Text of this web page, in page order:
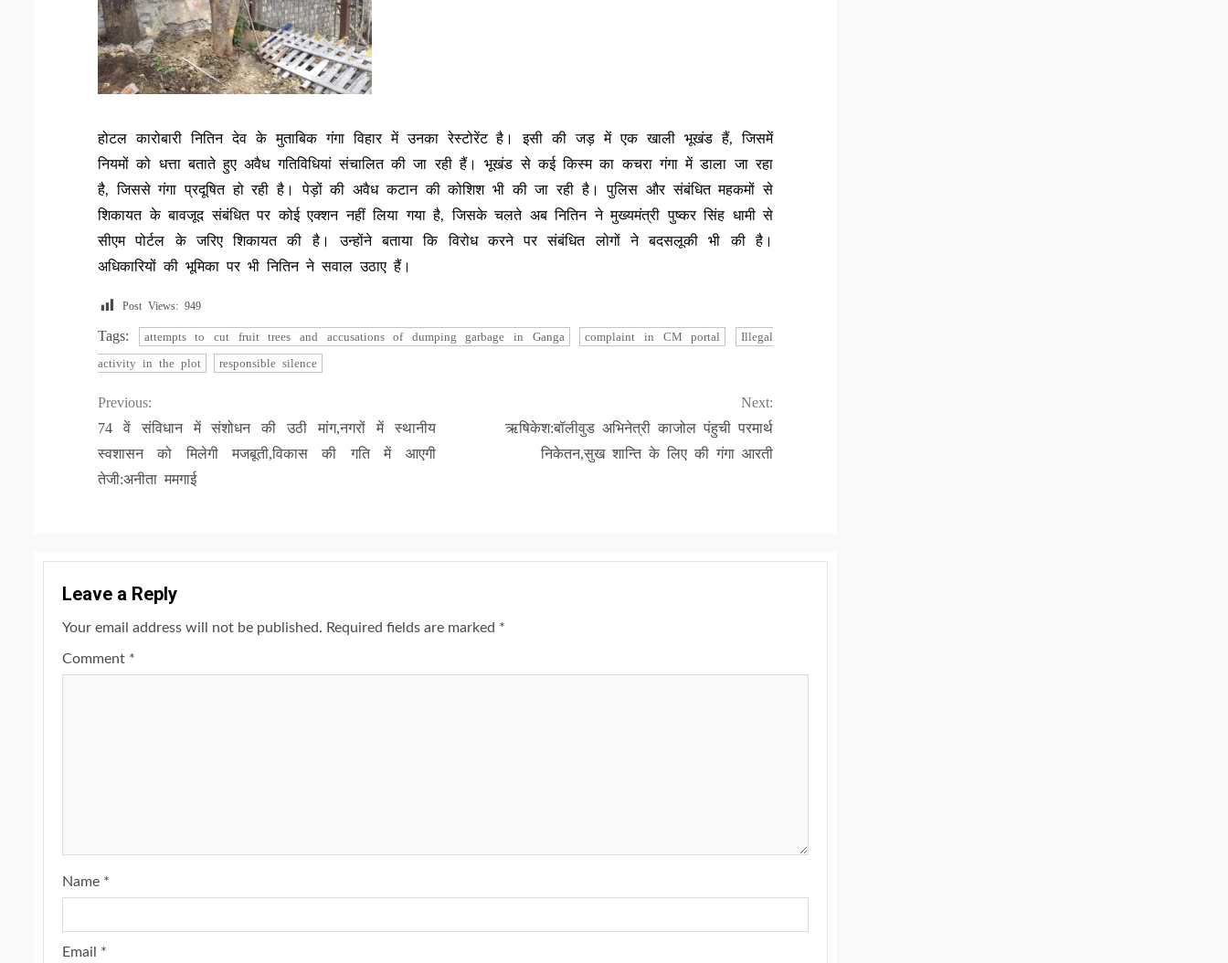
होटल कारोबारी नितिन देव के मुताबिक गंगा विहार में उनका रेस्टोरेंट है। इसी की जड़ में एक खाली भूखंड हैं, जिसमें
नियमों को धत्ता बताते हुए अवैध गतिविधियां संचालित की जा रही हैं। भूखंड से कई किस्म का कचरा गंगा में डाला जा रहा
है, जिससे गंगा प्रदूषित हो रही है। पेड़ों की अवैध कटान की कोशिश भी की जा रही है। पुलिस और संबंधित महकमों से
शिकायत के बावजूद संबंधित पर कोई एक्शन नहीं लिया गया है, जिसके चलते अब नितिन ने मुख्यमंत्री पुष्कर सिंह धामी से
सीएम पोर्टल के जरिए शिकायत की है। उन्होंने बताया कि विरोध करने पर संबंधित लोगों ने बदसलूकी भी की है।
अधिकारियों की भूमिका पर भी नितिन ने सवाल उठाए हैं।
Post Views: 949
Tags: attempts to cut fruit trees and accusations of dumping garbage in Ganga complaint in CM portal
Illegal
activity in the plot
responsible silence
Continue
Reading
Previous:
74 वें संविधान में संशोधन की उठी मांग,नगरों में स्थानीय
स्वशासन को मिलेगी मजबूती,विकास की गति में आएगी
तेजी:अनीता ममगाई
Next:
ऋषिकेश:बॉलीवुड अभिनेत्री काजोल पंहुची परमार्थ
निकेतन,सुख शान्ति के लिए की गंगा आरती
Leave a Reply
Your email address will not be published. Required fields are marked *
Comment *
Name *
Email *